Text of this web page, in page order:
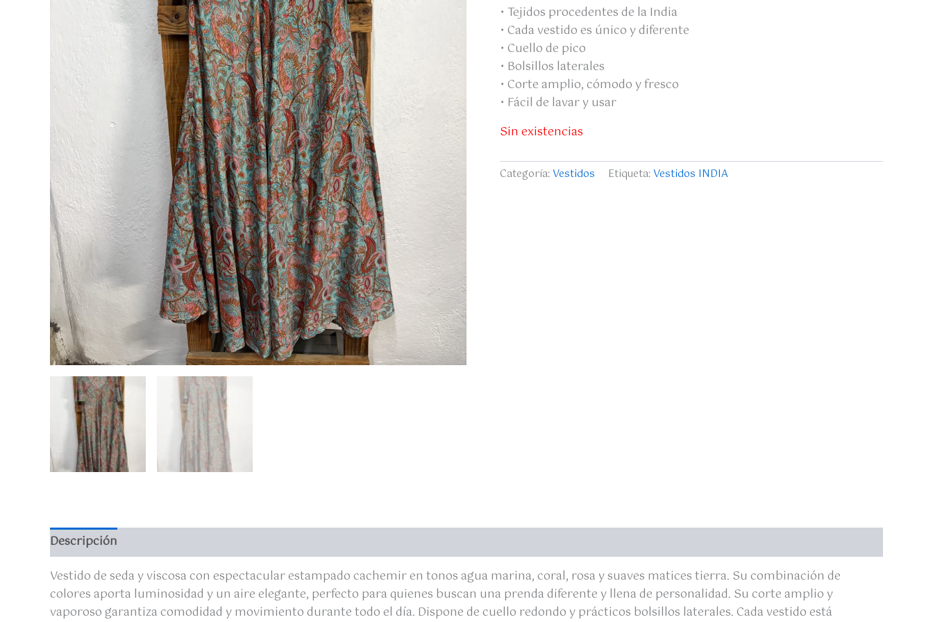
• Tejidos procedentes de la India
• Cada vestido es único y diferente
• Cuello de pico
• Bolsillos laterales
• Corte amplio, cómodo y fresco
• Fácil de lavar y usar
Sin existencias
Categoría: Vestidos Etiqueta: Vestidos INDIA
Descripción
Vestido de seda y viscosa con espectacular estampado cachemir en tonos agua marina, coral, rosa y suaves matices tierra. Su combinación de
colores aporta luminosidad y un aire elegante, perfecto para quienes buscan una prenda diferente y llena de personalidad. Su corte amplio y
vaporoso garantiza comodidad y movimiento durante todo el día. Dispone de cuello redondo y prácticos bolsillos laterales. Cada vestido está